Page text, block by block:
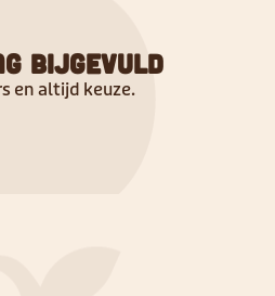
bijgevuld
en altijd keuze.